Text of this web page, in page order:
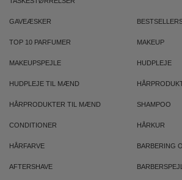
GAVEÆSKER
TOP 10 PARFUMER MAKEUP
MAKEUPSPEJLE HUDPLEJE
HUDPLEJE TIL MÆND
HÅRPRODUKTER TIL MÆND SHAMPOO
CONDITIONER HÅRKUR
HÅRFARVE BARBERING
AFTERSHAVE